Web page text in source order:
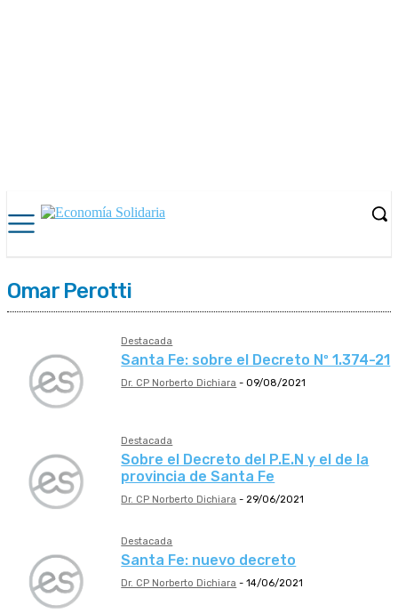
Omar Perotti
Destacada
Santa Fe: sobre el Decreto Nº 1.374-21
Dr. CP Norberto Dichiara - 09/08/2021
Destacada
Sobre el Decreto del P.E.N y el de la
provincia de Santa Fe
Dr. CP Norberto Dichiara - 29/06/2021
Destacada
Santa Fe: nuevo decreto
Dr. CP Norberto Dichiara - 14/06/2021